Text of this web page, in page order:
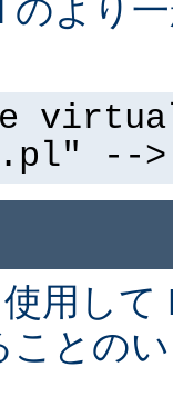
のより
-->
用し
ことの